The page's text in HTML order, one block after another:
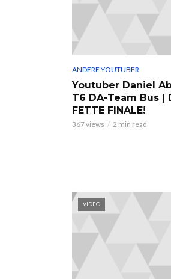
ANDERE YOUTUBER
Youtuber Daniel
T6 DA-Team Bus |
FETTE FINALE!
367 views 2 min read
VIDEO